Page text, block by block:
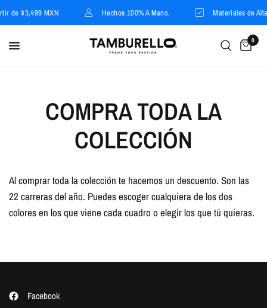
de $3,499 MXN Hechos 100% A Mano. Materiales de
0
COMPRA TODA LA
COLECCIÓN
Al comprar toda la colección te hacemos un descuento. Son las
22 carreras del año. Puedes escoger cualquiera de los dos
colores en los que viene cada cuadro o elegir los que tú quieras.
Facebook